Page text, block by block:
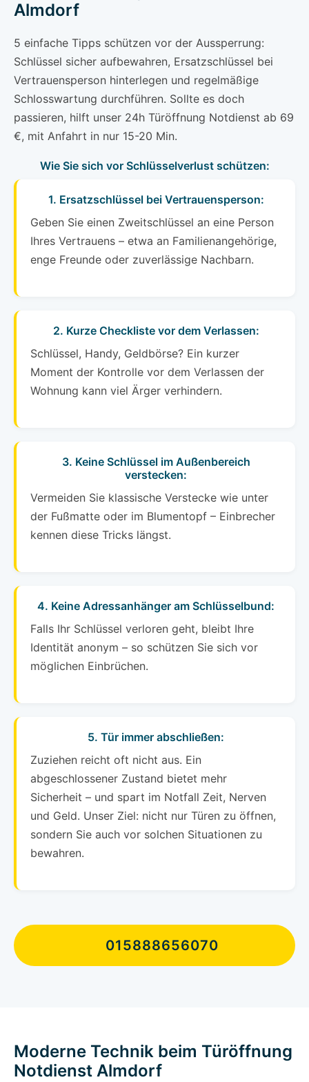
Almdorf
5 einfache Tipps schützen vor der Aussperrung:
Schlüssel sicher aufbewahren, Ersatzschlüssel bei
Vertrauensperson hinterlegen und regelmäßige
Schlosswartung durchführen. Sollte es doch
passieren, hilft unser 24h Türöffnung Notdienst ab 69
€, mit Anfahrt in nur 15-20 Min.
Wie Sie sich vor Schlüsselverlust schützen:
1. Ersatzschlüssel bei Vertrauensperson:
Geben Sie einen Zweitschlüssel an eine Person
Ihres Vertrauens – etwa an Familienangehörige,
enge Freunde oder zuverlässige Nachbarn.
2. Kurze Checkliste vor dem Verlassen:
Schlüssel, Handy, Geldbörse? Ein kurzer
Moment der Kontrolle vor dem Verlassen der
Wohnung kann viel Ärger verhindern.
3. Keine Schlüssel im Außenbereich
verstecken:
Vermeiden Sie klassische Verstecke wie unter
der Fußmatte oder im Blumentopf – Einbrecher
kennen diese Tricks längst.
4. Keine Adressanhänger am Schlüsselbund:
Falls Ihr Schlüssel verloren geht, bleibt Ihre
Identität anonym – so schützen Sie sich vor
möglichen Einbrüchen.
5. Tür immer abschließen:
Zuziehen reicht oft nicht aus. Ein
abgeschlossener Zustand bietet mehr
Sicherheit – und spart im Notfall Zeit, Nerven
und Geld. Unser Ziel: nicht nur Türen zu öffnen,
sondern Sie auch vor solchen Situationen zu
bewahren.
015888656070
Moderne Technik beim Türöffnung
Notdienst Almdorf